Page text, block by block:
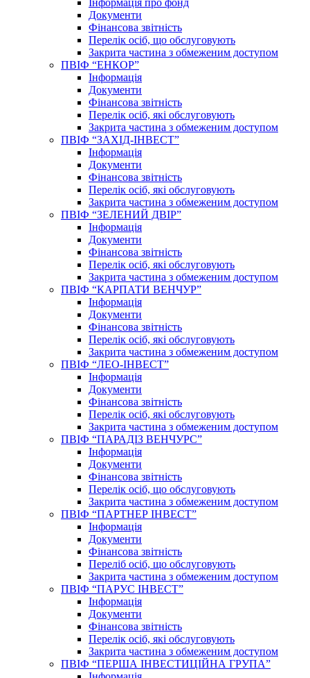
Інформація про фонд
Документи
Фінансова звітність
Перелік осіб, що обслуговують
Закрита частина з обмеженим доступом
ПВІФ “ЕНКОР”
Інформація
Документи
Фінансова звітність
Перелік осіб, які обслуговують
Закрита частина з обмеженим доступом
ПВІФ “ЗАХІД-ІНВЕСТ”
Інформація
Документи
Фінансова звітність
Перелік осіб, які обслуговують
Закрита частина з обмеженим доступом
ПВІФ “ЗЕЛЕНИЙ ДВІР”
Інформація
Документи
Фінансова звітність
Перелік осіб, які обслуговують
Закрита частина з обмеженим доступом
ПВІФ “КАРПАТИ ВЕНЧУР”
Інформація
Документи
Фінансова звітність
Перелік осіб, які обслуговують
Закрита частина з обмеженим доступом
ПВІФ “ЛЕО-ІНВЕСТ”
Інформація
Документи
Фінансова звітність
Перелік осіб, які обслуговують
Закрита частина з обмеженим доступом
ПВІФ “ПАРАДІЗ ВЕНЧУРС”
Інформація
Документи
Фінансова звітність
Перелік осіб, що обслуговують
Закрита частина з обмеженим доступом
ПВІФ “ПАРТНЕР ІНВЕСТ”
Інформація
Документи
Фінансова звітність
Переліб осіб, що обслуговують
Закрита частина з обмеженим доступом
ПВІФ “ПАРУС ІНВЕСТ”
Інформація
Документи
Фінансова звітність
Перелік осіб, які обслуговують
Закрита частина з обмеженим доступом
ПВІФ “ПЕРША ІНВЕСТИЦІЙНА ГРУПА”